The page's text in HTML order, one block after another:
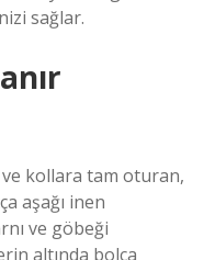
sağlar.
ve kollara tam oturan,
aşağı inen
ve göbeği
altında bolca